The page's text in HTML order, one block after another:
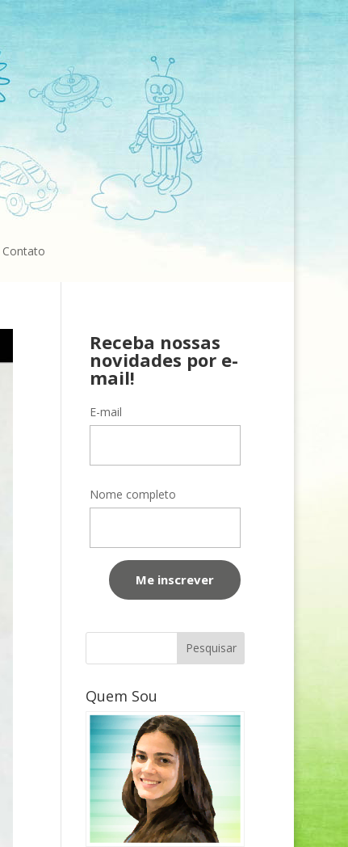
Contato
Receba nossas
novidades por e-
mail!
E-mail
Nome completo
Quem Sou